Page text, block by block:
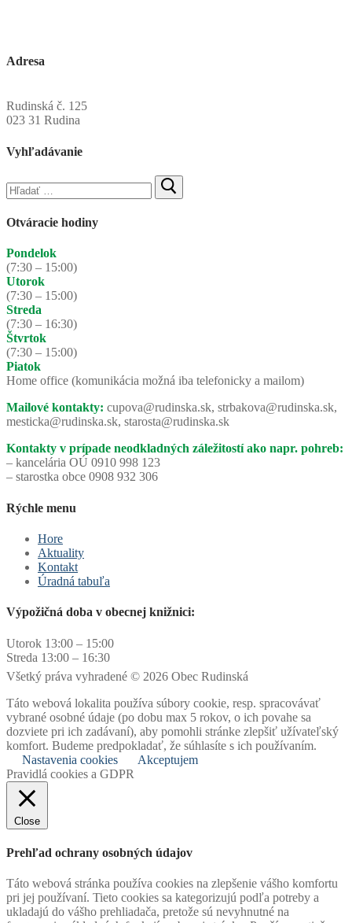
Adresa
Rudinská č. 125
023 31 Rudina
Vyhľadávanie
Hľadať:
Otváracie hodiny
Pondelok
(7:30 – 15:00)
Utorok
(7:30 – 15:00)
Streda
(7:30 – 16:30)
Štvrtok
(7:30 – 15:00)
Piatok
Home office (komunikácia možná iba telefonicky a mailom)
Mailové kontakty: cupova@rudinska.sk, strbakova@rudinska.sk,
mesticka@rudinska.sk, starosta@rudinska.sk
Kontakty v prípade neodkladných záležitostí ako napr. pohreb:
– kancelária OÚ 0910 998 123
– starostka obce 0908 932 306
Rýchle menu
Hore
Aktuality
Kontakt
Úradná tabuľa
Výpožičná doba v obecnej knižnici:
Utorok 13:00 – 15:00
Streda 13:00 – 16:30
Všetký práva vyhradené © 2026 Obec Rudinská
Táto webová lokalita používa súbory cookie, resp. spracovávať
vybrané osobné údaje (po dobu max 5 rokov, o ich povahe sa
dozviete pri ich zadávaní), aby pomohli stránke zlepšiť užívateľský
komfort. Budeme predpokladať, že súhlasíte s ich používaním.
Nastavenia cookies
Akceptujem
Pravidlá cookies a GDPR
Close
Prehľad ochrany osobných údajov
Táto webová stránka používa cookies na zlepšenie vášho komfortu
pri jej používaní. Tieto cookies sa kategorizujú podľa potreby a
ukladajú do vášho prehliadača, pretože sú nevyhnutné na